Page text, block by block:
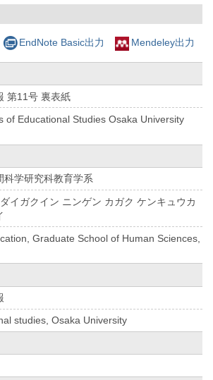
EndNote Basic出力 Mendeley出力
第11号 裏表紙
of Educational Studies Osaka University
科学研究科教育学系
イガクイン ニンゲン カガク ケンキュウカ
Graduate School of Human Sciences,
studies, Osaka University